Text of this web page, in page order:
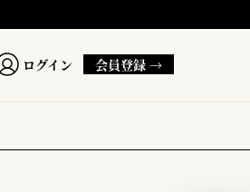
ログイン 会員登録 →